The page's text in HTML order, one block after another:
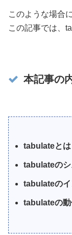
このような場合
この記事では、
本記事の
tabulateとは
tabulateの
tabulateの
tabulateの